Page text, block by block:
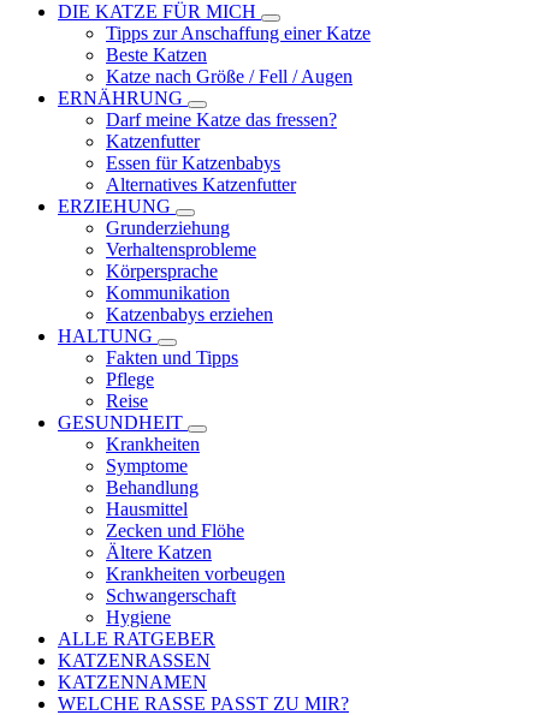
DIE KATZE FÜR MICH
Tipps zur Anschaffung einer Katze
Beste Katzen
Katze nach Größe / Fell / Augen
ERNÄHRUNG
Darf meine Katze das fressen?
Katzenfutter
Essen für Katzenbabys
Alternatives Katzenfutter
ERZIEHUNG
Grunderziehung
Verhaltensprobleme
Körpersprache
Kommunikation
Katzenbabys erziehen
HALTUNG
Fakten und Tipps
Pflege
Reise
GESUNDHEIT
Krankheiten
Symptome
Behandlung
Hausmittel
Zecken und Flöhe
Ältere Katzen
Krankheiten vorbeugen
Schwangerschaft
Hygiene
ALLE RATGEBER
KATZENRASSEN
KATZENNAMEN
WELCHE RASSE PASST ZU MIR?